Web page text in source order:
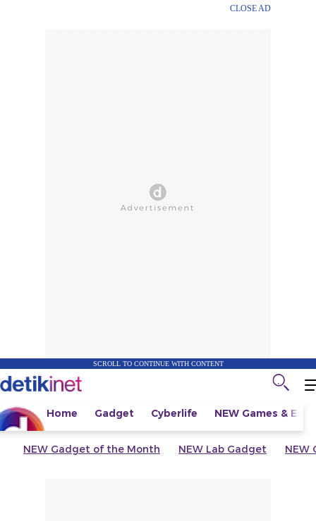
CLOSE AD
SCROLL TO CONTINUE WITH CONTENT
Home Gadget Cyberlife NEW Games &
NEW Gadget of the Month NEW Lab Gadget NEW